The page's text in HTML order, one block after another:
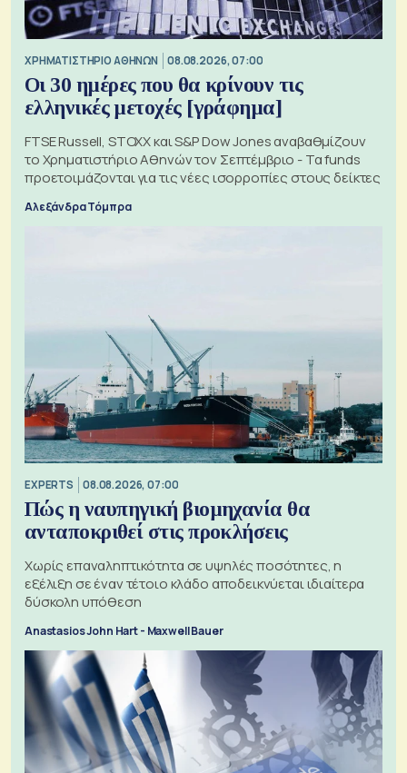
XΡΗΜΑΤΙΣΤΗΡΙΟ ΑΘΗΝΩΝ 08.08.2026, 07:00
Οι 30 ημέρες που θα κρίνουν τις
ελληνικές μετοχές [γράφημα]
FTSE Russell, STOXX και S&P Dow Jones αναβαθμίζουν
το Χρηματιστήριο Αθηνών τον Σεπτέμβριο - Τα funds
προετοιμάζονται για τις νέες ισορροπίες στους δείκτες
Αλεξάνδρα Τόμπρα
EXPERTS 08.08.2026, 07:00
Πώς η ναυπηγική βιομηχανία θα
ανταποκριθεί στις προκλήσεις
Χωρίς επαναληπτικότητα σε υψηλές ποσότητες, η
εξέλιξη σε έναν τέτοιο κλάδο αποδεικνύεται ιδιαίτερα
δύσκολη υπόθεση
Anastasios John Hart - Maxwell Bauer